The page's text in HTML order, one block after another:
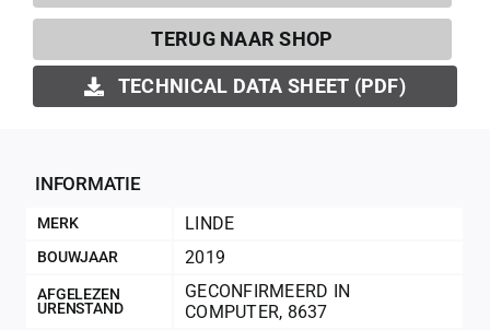
TERUG NAAR SHOP
TECHNICAL DATA SHEET (PDF)
INFORMATIE
MERK LINDE
BOUWJAAR 2019
AFGELEZEN
URENSTAND
GECONFIRMEERD IN
COMPUTER, 8637